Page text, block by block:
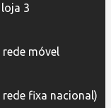
loja 3
rede móvel
fixa nacional)